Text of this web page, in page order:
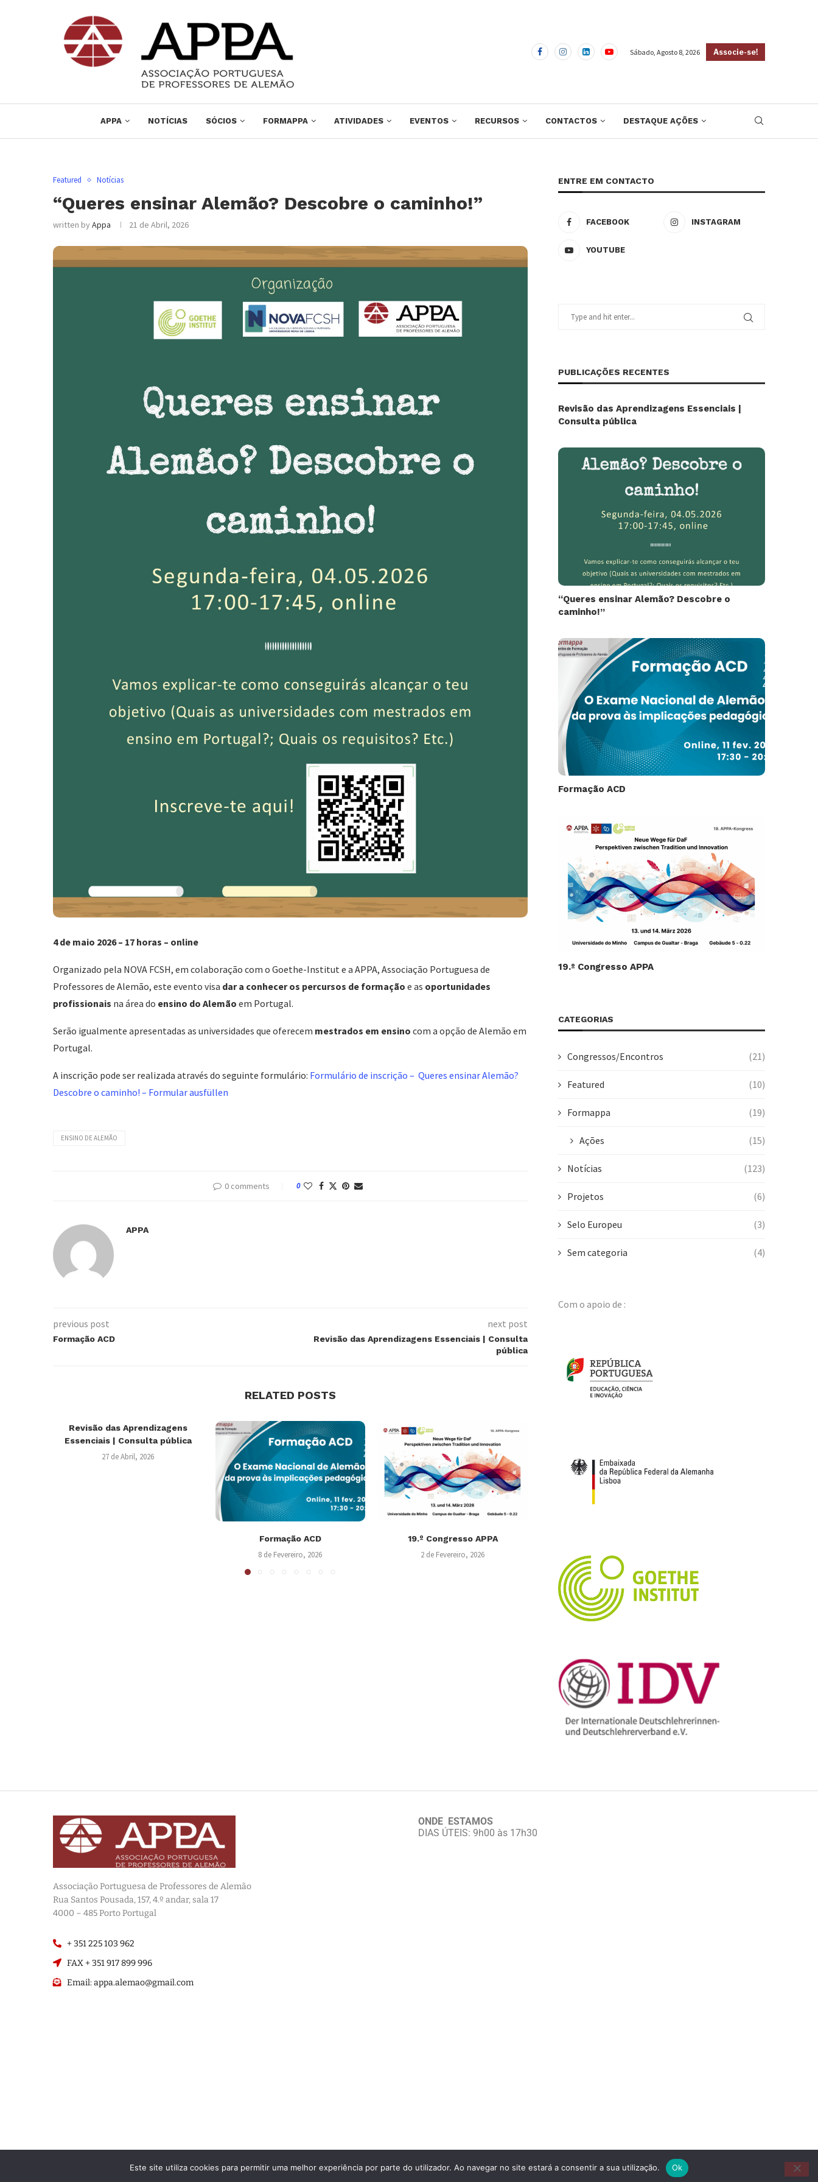
Sábado, Agosto 8, 2026 Associe-se!
APPA NOTÍCIAS SÓCIOS FORMAPPA ATIVIDADES EVENTOS RECURSOS CONTACTOS DESTAQUE AÇÕES
Featured Notícias
“Queres ensinar Alemão? Descobre o caminho!”
written byAppa 21 de Abril, 2026
4 de maio 2026 – 17 horas – online
Organizado pela NOVA FCSH, em colaboração com o Goethe-Institut e a APPA, Associação Portuguesa de
Professores de Alemão, este evento visa dar a conhecer os percursos de formação e as oportunidades
profissionais na área do ensino do Alemão em Portugal.
Serão igualmente apresentadas as universidades que oferecem mestrados em ensino com a opção de Alemão em
Portugal.
A inscrição pode ser realizada através do seguinte formulário: Formulário de inscrição – Queres ensinar Alemão?
Descobre o caminho! – Formular ausfüllen
ENSINO DE ALEMÃO
0 comments 0
APPA
previous post
Formação ACD
next post
Revisão das Aprendizagens Essenciais | Consulta
pública
RELATED POSTS
Revisão das Aprendizagens
Essenciais | Consulta pública
27 de Abril, 2026
Formação ACD
8 de Fevereiro, 2026
19.º Congresso APPA
2 de Fevereiro, 2026 3 de Outubro, 2025
ENTRE EM CONTACTO
FACEBOOK INSTAGRAM
YOUTUBE
PUBLICAÇÕES RECENTES
Revisão das Aprendizagens Essenciais |
Consulta pública
“Queres ensinar Alemão? Descobre o
caminho!”
Formação ACD
19.º Congresso APPA
CATEGORIAS
Congressos/Encontros (21)
Featured (10)
Formappa (19)
Ações (15)
Notícias (123)
Projetos (6)
Selo Europeu (3)
Sem categoria (4)
Com o apoio de :
Associação Portuguesa de Professores de Alemão
Rua Santos Pousada, 157, 4.º andar, sala 17———————–
4000 – 485 Porto Portugal
+ 351 225 103 962
FAX + 351 917 899 996
Email: appa.alemao@gmail.com
ONDE ESTAMOS
DIAS ÚTEIS: 9h00 às 17h30
Copyright @©2025 APPA Todos os direitos reservadoswww.appalemao.pt/
Este site utiliza cookies para permitir uma melhor experiência por parte do utilizador. Ao navegar no site estará a consentir a sua utilização. Ok